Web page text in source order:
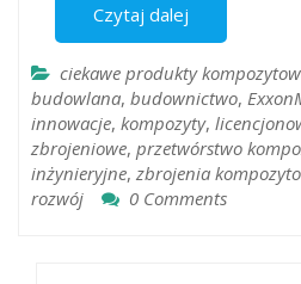
Czytaj dalej
ciekawe produkty
budowlana, budownictwo,
innowacje, kompozyty,
zbrojeniowe, przetwórstwo
inżynieryjne, zbrojenia
rozwój
0 Comments